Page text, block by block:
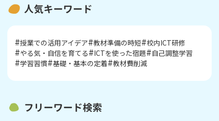
人気キーワード
授業での活用アイデア 教材準備の時短 校内ICT研修
やる気・自信を育てる
ICTを使った宿題
自己調整学習
学習習慣 基礎・基本の定着 教材費削減
フリーワード検索